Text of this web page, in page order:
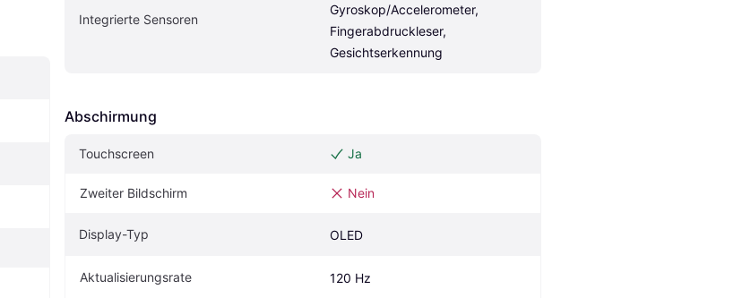
Integrierte Sensoren
Gyroskop/Accelerometer,
Fingerabdruckleser,
Gesichtserkennung
Abschirmung
Touchscreen Ja
Zweiter Bildschirm Nein
Display-Typ OLED
Aktualisierungsrate 120 Hz